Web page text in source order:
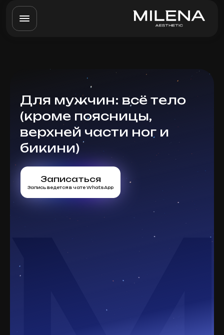
Для мужчин: всё тело
(кроме поясницы,
верхней части ног и
бикини)
Записаться
Запись ведется в чате WhatsApp